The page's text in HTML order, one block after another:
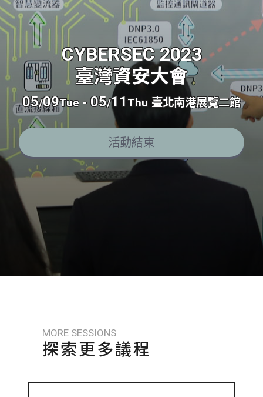
CYBERSEC 2023
臺灣資安大會
05/09Tue - 05/11 Thu 臺北南港展覽二館
活動結束
MORE SESSIONS
探索更多議程